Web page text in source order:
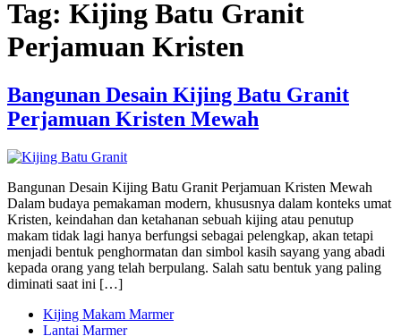
Tag: Kijing Batu Granit
Perjamuan Kristen
Bangunan Desain Kijing Batu Granit
Perjamuan Kristen Mewah
Bangunan Desain Kijing Batu Granit Perjamuan Kristen Mewah
Dalam budaya pemakaman modern, khususnya dalam konteks umat
Kristen, keindahan dan ketahanan sebuah kijing atau penutup
makam tidak lagi hanya berfungsi sebagai pelengkap, akan tetapi
menjadi bentuk penghormatan dan simbol kasih sayang yang abadi
kepada orang yang telah berpulang. Salah satu bentuk yang paling
diminati saat ini […]
Kijing Makam Marmer
Lantai Marmer